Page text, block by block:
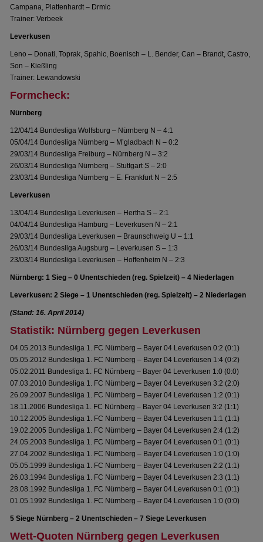
Campana, Plattenhardt – Drmic
Trainer: Verbeek
Leverkusen
Leno – Donati, Toprak, Spahic, Boenisch – L. Bender, Can – Brandt, Castro,
Son – Kießling
Trainer: Lewandowski
Formcheck:
Nürnberg
12/04/14 Bundesliga Wolfsburg – Nürnberg N – 4:1
05/04/14 Bundesliga Nürnberg – M’gladbach N – 0:2
29/03/14 Bundesliga Freiburg – Nürnberg N – 3:2
26/03/14 Bundesliga Nürnberg – Stuttgart S – 2:0
23/03/14 Bundesliga Nürnberg – E. Frankfurt N – 2:5
Leverkusen
13/04/14 Bundesliga Leverkusen – Hertha S – 2:1
04/04/14 Bundesliga Hamburg – Leverkusen N – 2:1
29/03/14 Bundesliga Leverkusen – Braunschweig U – 1:1
26/03/14 Bundesliga Augsburg – Leverkusen S – 1:3
23/03/14 Bundesliga Leverkusen – Hoffenheim N – 2:3
Nürnberg: 1 Sieg – 0 Unentschieden (reg. Spielzeit) – 4 Niederlagen
Leverkusen: 2 Siege – 1 Unentschieden (reg. Spielzeit) – 2 Niederlagen
(Stand: 16. April 2014)
Statistik: Nürnberg gegen Leverkusen
04.05.2013 Bundesliga 1. FC Nürnberg – Bayer 04 Leverkusen 0:2 (0:1)
05.05.2012 Bundesliga 1. FC Nürnberg – Bayer 04 Leverkusen 1:4 (0:2)
05.02.2011 Bundesliga 1. FC Nürnberg – Bayer 04 Leverkusen 1:0 (0:0)
07.03.2010 Bundesliga 1. FC Nürnberg – Bayer 04 Leverkusen 3:2 (2:0)
26.09.2007 Bundesliga 1. FC Nürnberg – Bayer 04 Leverkusen 1:2 (0:1)
18.11.2006 Bundesliga 1. FC Nürnberg – Bayer 04 Leverkusen 3:2 (1:1)
10.12.2005 Bundesliga 1. FC Nürnberg – Bayer 04 Leverkusen 1:1 (1:1)
19.02.2005 Bundesliga 1. FC Nürnberg – Bayer 04 Leverkusen 2:4 (1:2)
24.05.2003 Bundesliga 1. FC Nürnberg – Bayer 04 Leverkusen 0:1 (0:1)
27.04.2002 Bundesliga 1. FC Nürnberg – Bayer 04 Leverkusen 1:0 (1:0)
05.05.1999 Bundesliga 1. FC Nürnberg – Bayer 04 Leverkusen 2:2 (1:1)
26.03.1994 Bundesliga 1. FC Nürnberg – Bayer 04 Leverkusen 2:3 (1:1)
28.08.1992 Bundesliga 1. FC Nürnberg – Bayer 04 Leverkusen 0:1 (0:1)
01.05.1992 Bundesliga 1. FC Nürnberg – Bayer 04 Leverkusen 1:0 (0:0)
5 Siege Nürnberg – 2 Unentschieden – 7 Siege Leverkusen
Wett-Quoten Nürnberg gegen Leverkusen